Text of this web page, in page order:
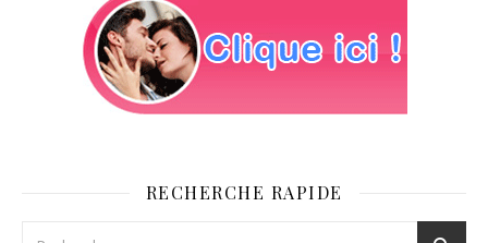
RECHERCHE RAPIDE